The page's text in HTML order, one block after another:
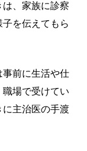
、家族に診察
を伝えてもら
事前に生活や仕
場で受けてい
に主治医の手渡